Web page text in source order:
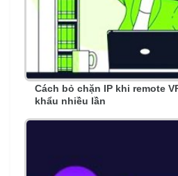
Cách bỏ chặn IP khi remote
khẩu nhiều lần